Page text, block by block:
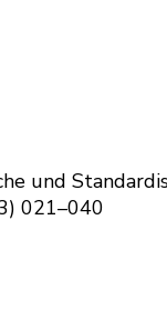
und
021–040